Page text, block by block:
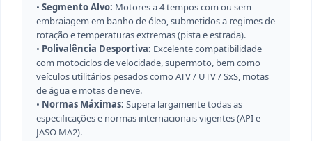
• Segmento Alvo: Motores a 4 tempos com ou sem
embraiagem em banho de óleo, submetidos a regimes de
rotação e temperaturas extremas (pista e estrada).
• Polivalência Desportiva: Excelente compatibilidade
com motociclos de velocidade, supermoto, bem como
veículos utilitários pesados como ATV / UTV / SxS, motas
de água e motas de neve.
• Normas Máximas: Supera largamente todas as
especificações e normas internacionais vigentes (API e
JASO MA2).